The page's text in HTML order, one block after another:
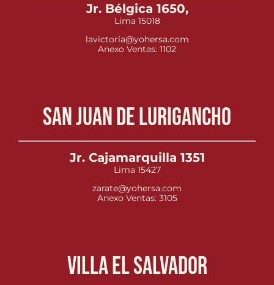
Jr. Bélgica 1650,
Lima 15018
lavictoria@yohersa.com
Anexo Ventas: 1102
San Juan de Lurigancho
Jr. Cajamarquilla 1351
Lima 15427
zarate@yohersa.com
Anexo Ventas: 3105
Villa el Salvador